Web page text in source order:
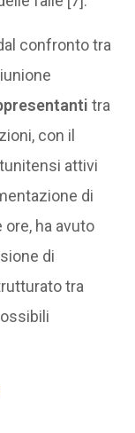
confronto tra
tra
con il
attivi
di
ore, ha avuto
di
tra